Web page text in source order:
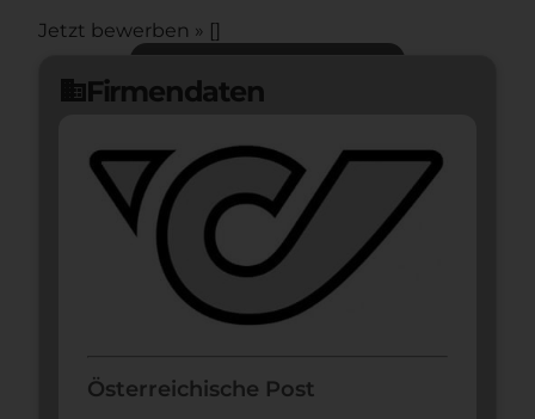
Jetzt bewerben » []
domainFirmendaten
Österreichische Post